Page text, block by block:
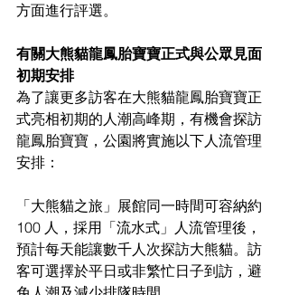
方面進行評選。
有關大熊貓龍鳳胎寶寶正式與公眾見面
初期安排
為了讓更多訪客在大熊貓龍鳳胎寶寶正
式亮相初期的人潮高峰期，有機會探訪
龍鳳胎寶寶，公園將實施以下人流管理
安排：
「大熊貓之旅」展館同一時間可容納約
100 人，採用「流水式」人流管理後，
預計每天能讓數千人次探訪大熊貓。訪
客可選擇於平日或非繁忙日子到訪，避